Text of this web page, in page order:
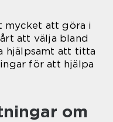
mycket att göra i
att välja bland
hjälpsamt att titta
för att hjälpa
om